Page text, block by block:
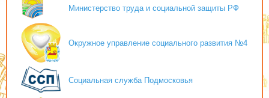
Министерство труда и социальной защиты РФ
Окружное управление социального развития №4
Социальная служба Подмосковья